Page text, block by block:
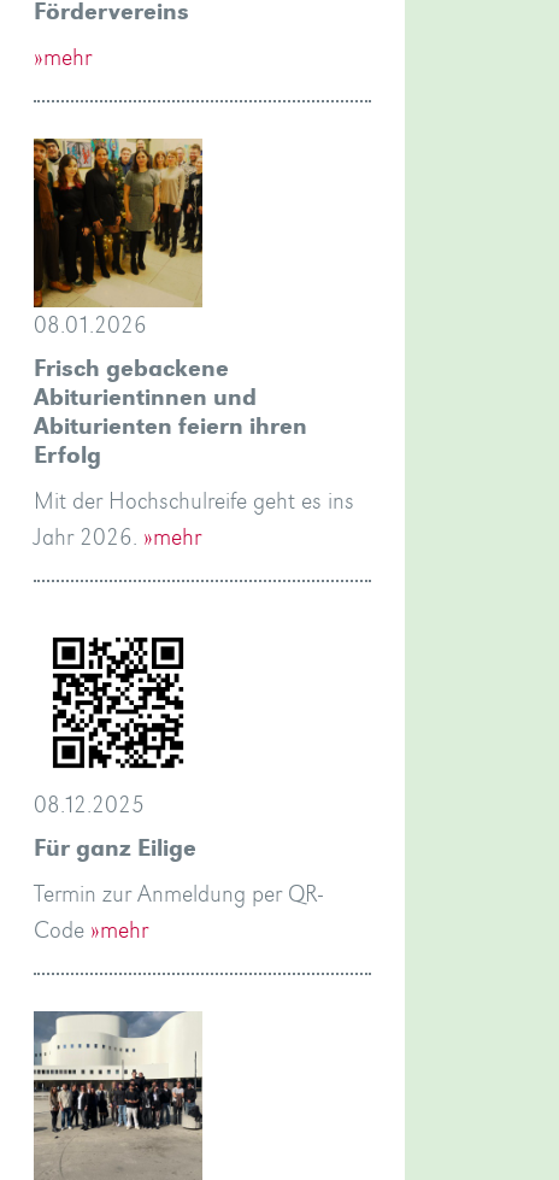
Fördervereins
»mehr
08.01.2026
Frisch gebackene
Abiturientinnen und
Abiturienten feiern ihren
Erfolg
Mit der Hochschulreife geht es ins
Jahr 2026. »mehr
08.12.2025
Für ganz Eilige
Termin zur Anmeldung per QR-
Code »mehr